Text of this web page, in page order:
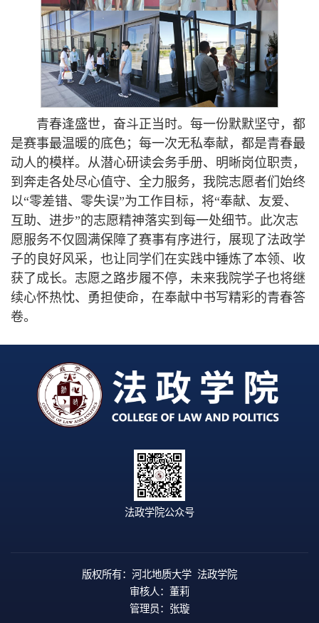
青春逢盛世，奋斗正当时。每一份默默坚守，都
是赛事最温暖的底色；每一次无私奉献，都是青春最
动人的模样。从潜心研读会务手册、明晰岗位职责，
到奔走各处尽心值守、全力服务，我院志愿者们始终
以“零差错、零失误”为工作目标，将“奉献、友爱、
互助、进步”的志愿精神落实到每一处细节。此次志
愿服务不仅圆满保障了赛事有序进行，展现了法政学
子的良好风采，也让同学们在实践中锤炼了本领、收
获了成长。志愿之路步履不停，未来我院学子也将继
续心怀热忱、勇担使命，在奉献中书写精彩的青春答
卷。
法政学院公众号
版权所有：河北地质大学 法政学院
审核人：董莉
管理员：张璇